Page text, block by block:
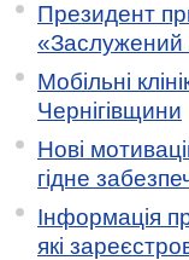
Президент
«Заслужений
Мобільні
Чернігівщини
Нові
гідне
Інформація
які